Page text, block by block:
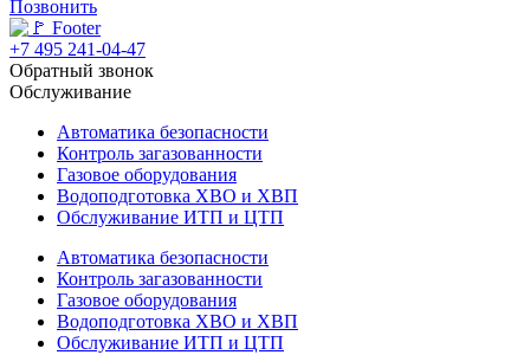
Позвонить
+7 495 241-04-47
Обратный звонок
Обслуживание
Автоматика безопасности
Контроль загазованности
Газовое оборудования
Водоподготовка ХВО и ХВП
Обслуживание ИТП и ЦТП
Автоматика безопасности
Контроль загазованности
Газовое оборудования
Водоподготовка ХВО и ХВП
Обслуживание ИТП и ЦТП